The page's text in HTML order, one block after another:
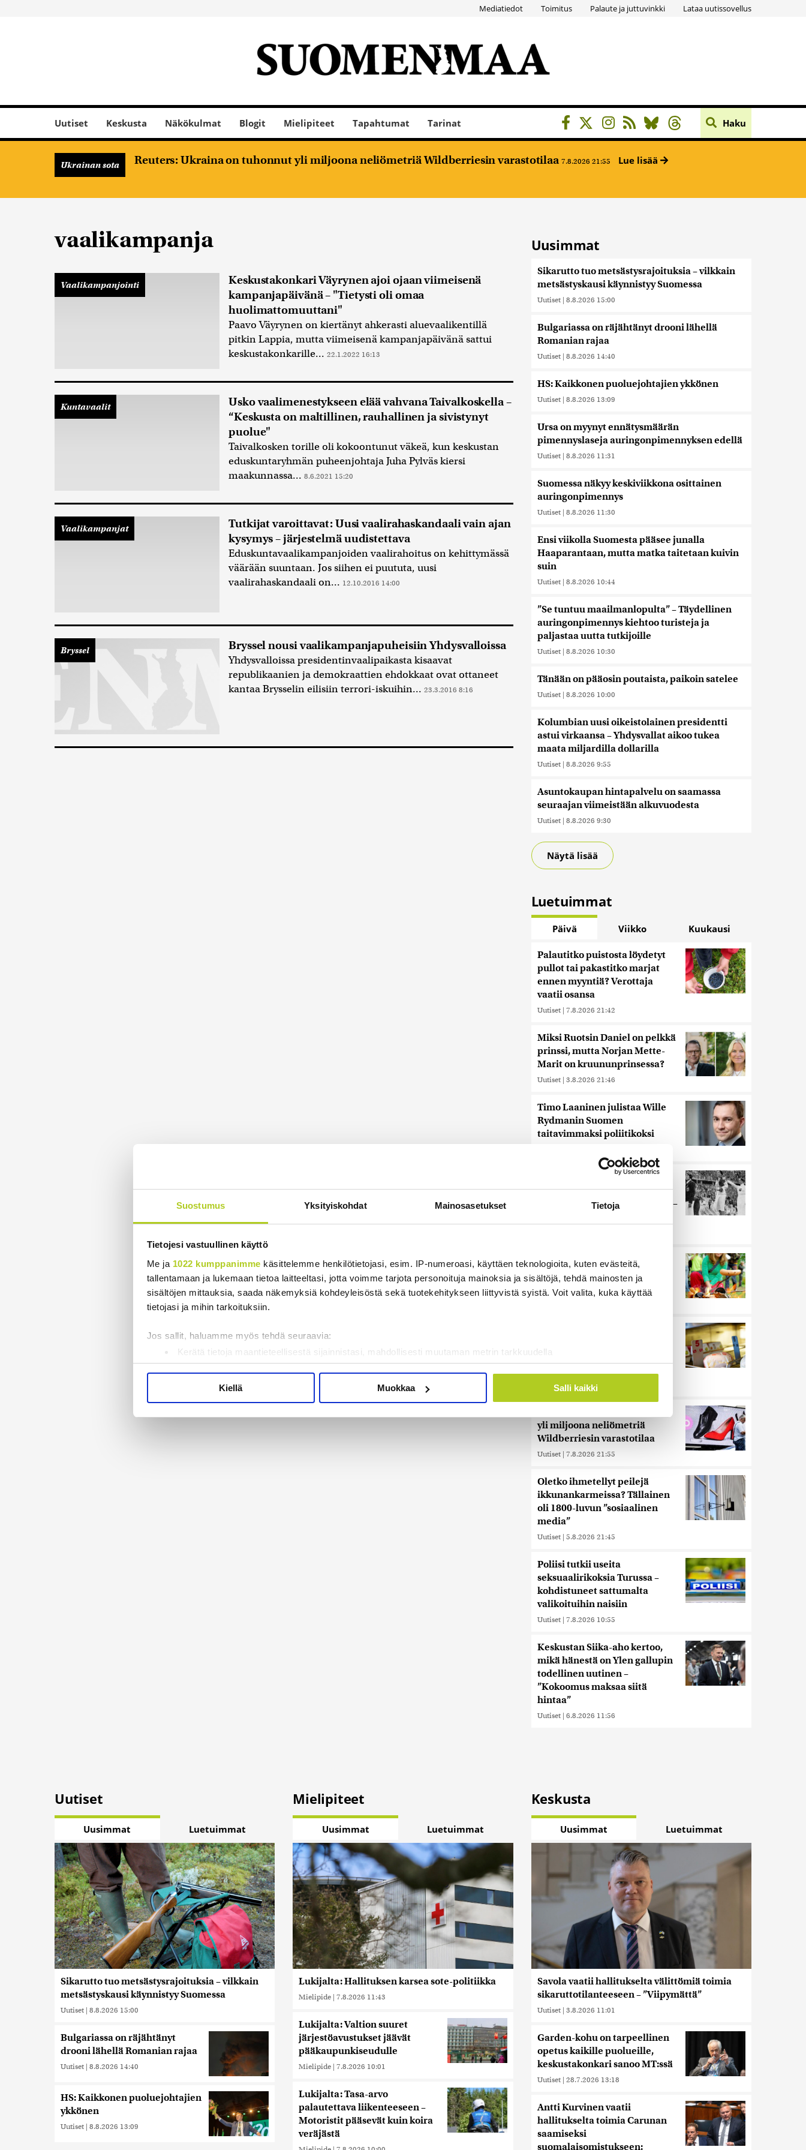
Suostumus Yksityiskohdat Mainosasetukset Tietoja
Tietojesi vastuullinen käyttö
Me ja 1022 kumppanimme käsittelemme henkilötietojasi, esim. IP-numeroasi, käyttäen teknologioita, kuten evästeitä,
tallentamaan ja lukemaan tietoa laitteeltasi, jotta voimme tarjota personoituja mainoksia ja sisältöjä, tehdä mainosten ja
sisältöjen mittauksia, saada näkemyksiä kohdeyleisöstä sekä tuotekehitykseen liittyvistä syistä. Voit valita, kuka käyttää
tietojasi ja mihin tarkoituksiin.
Jos sallit, haluamme myös tehdä seuraavia:
Kerätä tietoja maantieteellisestä sijainnistasi, mahdollisesti muutaman metrin tarkkuudella
Tunnistaa laitteesi skannaamalla sen ominaispiirteitä aktiivisesti (sormenjäljen muodostaminen)
Lue lisää siitä, miten henkilötietojasi käsitellään ja miten voit määrittää asetuksesi
. Voit muuttaa
Käytämme evästeitä tarjoamamme sisällön ja mainosten räätälöimiseen, sosiaalisen median ominaisuuksien tukemiseen
ja kävijämäärämme analysoimiseen. Lisäksi jaamme sosiaalisen median, mainosalan ja analytiikka-alan
kumppaneillemme tietoja siitä, miten käytät sivustoamme. Kumppanimme voivat yhdistää näitä tietoja muihin tietoihin, joita
Kiellä Muokkaa Salli kaikki
Mediatiedot Toimitus Palaute ja juttuvinkki Lataa uutissovellus
Uutiset Keskusta Näkökulmat Blogit Mielipiteet Tapahtumat Tarinat Haku
Ukrainan sota Reuters: Ukraina on tuhonnut yli miljoona neliömetriä Wildberriesin varastotilaa 7.8.2026 21:55 Lue lisää
vaalikampanja
Vaalikampanjointi
Keskustakonkari Väyrynen ajoi ojaan viimeisenä
kampanjapäivänä – "Tietysti oli omaa
huolimattomuuttani"
Paavo Väyrynen on kiertänyt ahkerasti aluevaalikentillä
pitkin Lappia, mutta viimeisenä kampanjapäivänä sattui
keskustakonkarille... 22.1.2022 16:13
Kuntavaalit
Usko vaalimenestykseen elää vahvana Taivalkoskella –
“Keskusta on maltillinen, rauhallinen ja sivistynyt
puolue"
Taivalkosken torille oli kokoontunut väkeä, kun keskustan
eduskuntaryhmän puheenjohtaja Juha Pylväs kiersi
maakunnassa... 8.6.2021 15:20
Vaalikampanjat
Tutkijat varoittavat: Uusi vaalirahaskandaali vain ajan
kysymys – järjestelmä uudistettava
Eduskuntavaalikampanjoiden vaalirahoitus on kehittymässä
väärään suuntaan. Jos siihen ei puututa, uusi
vaalirahaskandaali on... 12.10.2016 14:00
Bryssel Bryssel nousi vaalikampanjapuheisiin Yhdysvalloissa
Yhdysvalloissa presidentinvaalipaikasta kisaavat
republikaanien ja demokraattien ehdokkaat ovat ottaneet
kantaa Brysselin eilisiin terrori-iskuihin... 23.3.2016 8:16
Uusimmat
Sikarutto tuo metsästysrajoituksia – vilkkain
metsästyskausi käynnistyy Suomessa
Uutiset | 8.8.2026 15:00
Bulgariassa on räjähtänyt drooni lähellä
Romanian rajaa
Uutiset | 8.8.2026 14:40
HS: Kaikkonen puoluejohtajien ykkönen
Uutiset | 8.8.2026 13:09
Ursa on myynyt ennätysmäärän
pimennyslaseja auringonpimennyksen edellä
Uutiset | 8.8.2026 11:31
Suomessa näkyy keskiviikkona osittainen
auringonpimennys
Uutiset | 8.8.2026 11:30
Ensi viikolla Suomesta pääsee junalla
Haaparantaan, mutta matka taitetaan kuivin
suin
Uutiset | 8.8.2026 10:44
”Se tuntuu maailmanlopulta” – Täydellinen
auringonpimennys kiehtoo turisteja ja
paljastaa uutta tutkijoille
Uutiset | 8.8.2026 10:30
Tänään on pääosin poutaista, paikoin satelee
Uutiset | 8.8.2026 10:00
Kolumbian uusi oikeistolainen presidentti
astui virkaansa – Yhdysvallat aikoo tukea
maata miljardilla dollarilla
Uutiset | 8.8.2026 9:55
Asuntokaupan hintapalvelu on saamassa
seuraajan viimeistään alkuvuodesta
Uutiset | 8.8.2026 9:30
Näytä lisää
Luetuimmat
Päivä Viikko Kuukausi
Palautitko puistosta löydetyt
pullot tai pakastitko marjat
ennen myyntiä? Verottaja
vaatii osansa
Uutiset | 7.8.2026 21:42
Miksi Ruotsin Daniel on pelkkä
prinssi, mutta Norjan Mette-
Marit on kruununprinsessa?
Uutiset | 3.8.2026 21:46
Timo Laaninen julistaa Wille
Rydmanin Suomen
taitavimmaksi poliitikoksi
Juutalainen miekkailija voitti
natseille mitalin ja kohotti
kätensä Hitler-tervehdykseen –
Ihmiset kahmivat nyt näitä
tuotteita Lidleistä –
”Hittitrendi”
verisuonitauteihin, sanoo
Uutiset | 5.8.2026 22:01
yli miljoona neliömetriä
Wildberriesin varastotilaa
Uutiset | 7.8.2026 21:55
Oletko ihmetellyt peilejä
ikkunankarmeissa? Tällainen
oli 1800-luvun ”sosiaalinen
media”
Uutiset | 5.8.2026 21:45
Poliisi tutkii useita
seksuaalirikoksia Turussa –
kohdistuneet sattumalta
valikoituihin naisiin
Uutiset | 7.8.2026 10:55
Keskustan Siika-aho kertoo,
mikä hänestä on Ylen gallupin
todellinen uutinen –
”Kokoomus maksaa siitä
hintaa”
Uutiset | 6.8.2026 11:56
Uutiset
Uusimmat Luetuimmat
Sikarutto tuo metsästysrajoituksia – vilkkain
metsästyskausi käynnistyy Suomessa
Uutiset | 8.8.2026 15:00
Bulgariassa on räjähtänyt
drooni lähellä Romanian rajaa
Uutiset | 8.8.2026 14:40
HS: Kaikkonen puoluejohtajien
ykkönen
Uutiset | 8.8.2026 13:09
Mielipiteet
Uusimmat Luetuimmat
Lukijalta: Hallituksen karsea sote-politiikka
Mielipide | 7.8.2026 11:43
Lukijalta: Valtion suuret
järjestöavustukset jäävät
pääkaupunkiseudulle
Mielipide | 7.8.2026 10:01
Lukijalta: Tasa-arvo
palautettava liikenteeseen –
Motoristit pääsevät kuin koira
veräjästä
Keskusta
Uusimmat Luetuimmat
Savola vaatii hallitukselta välittömiä toimia
sikaruttotilanteeseen – ”Viipymättä”
Uutiset | 3.8.2026 11:01
Garden-kohu on tarpeellinen
opetus kaikille puolueille,
keskustakonkari sanoo MT:ssä
Uutiset | 28.7.2026 13:18
Antti Kurvinen vaatii
hallitukselta toimia Carunan
saamiseksi
suomalaisomistukseen: